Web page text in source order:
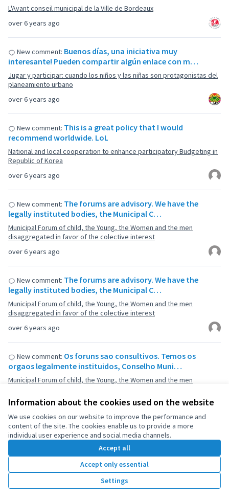
Information about the cookies used on the website
We use cookies on our website to improve the performance and
content of the site. The cookies enable us to provide a more
individual user experience and social media channels.
Accept all
Accept only essential
Settings
over 6 years ago
L'Avant conseil municipal de la Ville de Bordeaux
over 6 years ago
New comment: Buenos días, una iniciativa muy
interesante! Pueden compartir algún enlace con m…
Jugar y participar: cuando los niños y las niñas son protagonistas del
planeamiento urbano
over 6 years ago
New comment: This is a great policy that I would
recommend worldwide. LoL
National and local cooperation to enhance participatory Budgeting in
Republic of Korea
over 6 years ago
New comment: The forums are advisory. We have the
legally instituted bodies, the Municipal C…
Municipal Forum of child, the Young, the Women and the men
disaggregated in favor of the colective interest
over 6 years ago
New comment: The forums are advisory. We have the
legally instituted bodies, the Municipal C…
Municipal Forum of child, the Young, the Women and the men
disaggregated in favor of the colective interest
over 6 years ago
New comment: Os foruns sao consultivos. Temos os
orgaos legalmente instituidos, Conselho Muni…
Municipal Forum of child, the Young, the Women and the men
New comment:Take part in good chance to innovate
valuable ideas !
National and local cooperation to enhance participatory Budgeting in